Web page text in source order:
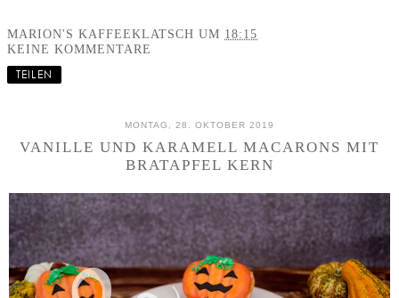
MARION'S KAFFEEKLATSCH UM 18:15
KEINE KOMMENTARE
TEILEN
MONTAG, 28. OKTOBER 2019
VANILLE UND KARAMELL MACARONS MIT
BRATAPFEL KERN